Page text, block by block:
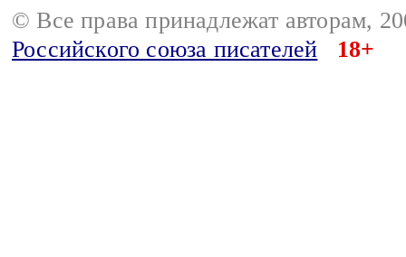
© Все права принадлежат авторам,
Российского союза писателей
18+